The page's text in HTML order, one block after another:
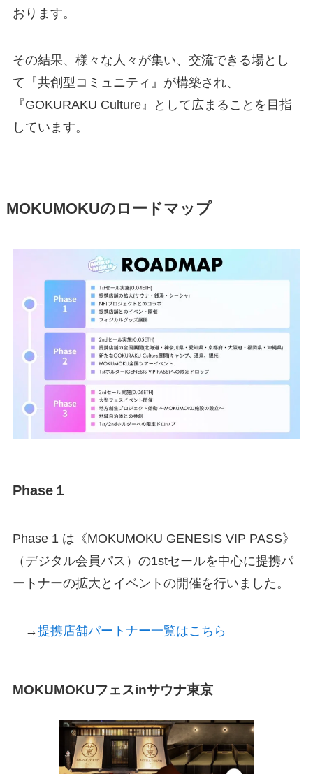
おります。
その結果、様々な人々が集い、交流できる場とし
て『共創型コミュニティ』が構築され、
『GOKURAKU Culture』として広まることを目指
しています。
MOKUMOKUのロードマップ
Phase１
Phase 1 は《MOKUMOKU GENESIS VIP PASS》
（デジタル会員パス）の1stセールを中心に提携パ
ートナーの拡大とイベントの開催を行いました。
→提携店舗パートナー一覧はこちら
MOKUMOKUフェスinサウナ東京